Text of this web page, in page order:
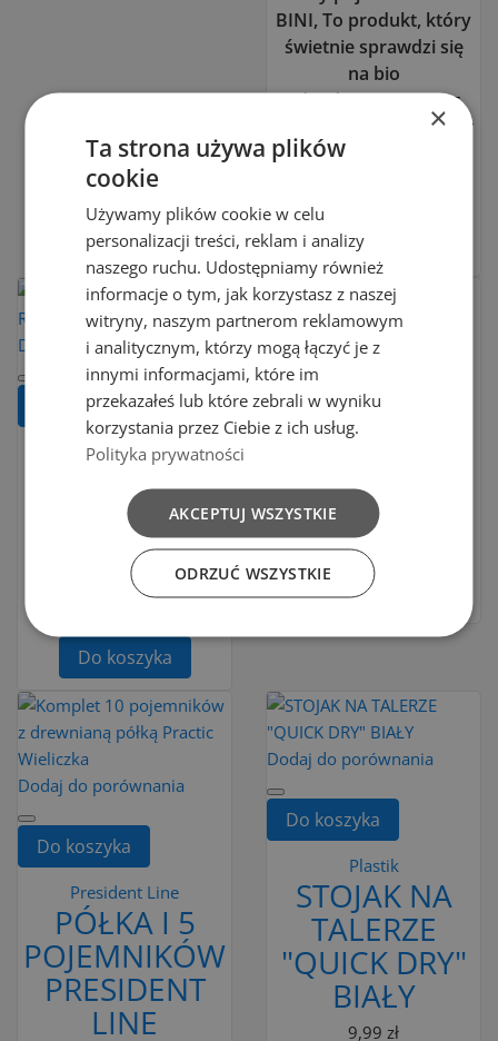
BINI, To produkt, który
świetnie sprawdzi się
na bio
odpady.Stworzony z
myślą o ludziach, którzy
cenią sobie
rozwiązania
Dodaj do porównania
Do koszyka
LEJKI
KUCHENNE
3SZT. RÓŻNE
ROZMIARY
SZARE
Do koszyka
Dodaj do porównania
Do koszyka
HANDY 1,2 L
CZARNY
8,00 zł
Do koszyka
Dodaj do porównania
Do koszyka
President Line
PÓŁKA I 5
POJEMNIKÓW
PRESIDENT
LINE
Dodaj do porównania
Do koszyka
Plastik
STOJAK NA
TALERZE
"QUICK DRY"
BIAŁY
9,99 zł
×
Ta strona używa plików
cookie
Używamy plików cookie w celu
personalizacji treści, reklam i analizy
naszego ruchu. Udostępniamy również
informacje o tym, jak korzystasz z naszej
witryny, naszym partnerom reklamowym
i analitycznym, którzy mogą łączyć je z
innymi informacjami, które im
przekazałeś lub które zebrali w wyniku
korzystania przez Ciebie z ich usług.
Polityka prywatności
AKCEPTUJ WSZYSTKIE
ODRZUĆ WSZYSTKIE